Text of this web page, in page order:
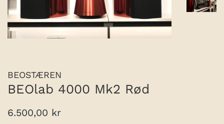
BEOSTÆREN
BEOlab 4000 Mk2 Rød
Normalpris
6.500,00 kr